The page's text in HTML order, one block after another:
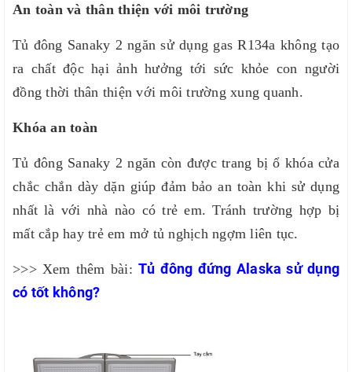
An toàn và thân thiện với môi trường
Tủ đông Sanaky 2 ngăn sử dụng gas R134a không tạo
ra chất độc hại ảnh hưởng tới sức khỏe con người
đồng thời thân thiện với môi trường xung quanh.
Khóa an toàn
Tủ đông Sanaky 2 ngăn còn được trang bị ổ khóa cửa
chắc chắn dày dặn giúp đảm bảo an toàn khi sử dụng
nhất là với nhà nào có trẻ em. Tránh trường hợp bị
mất cắp hay trẻ em mở tủ nghịch ngợm liên tục.
>>> Xem thêm bài: Tủ đông đứng Alaska sử dụng
có tốt không?